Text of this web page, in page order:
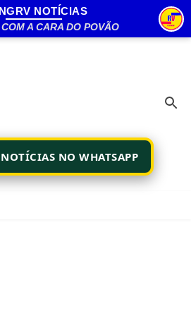
o conteúdo principal
NOTÍCIAS
A CARA DO POVÃO
NO WHATSAPP